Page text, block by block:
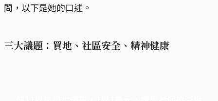
問，以下是她的口述。
三大議題：買地、社區安全、精神健康